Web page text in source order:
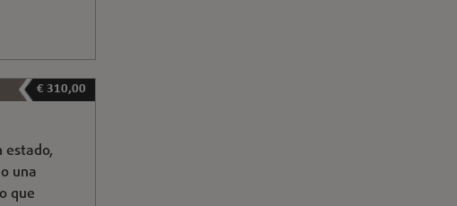
€ 310,00
estado,
una
que